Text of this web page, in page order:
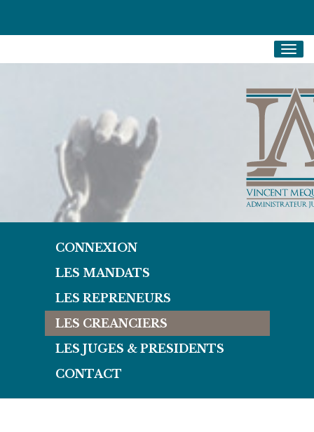
CONNEXION
LES MANDATS
LES REPRENEURS
LES CREANCIERS
LES JUGES & PRESIDENTS
CONTACT